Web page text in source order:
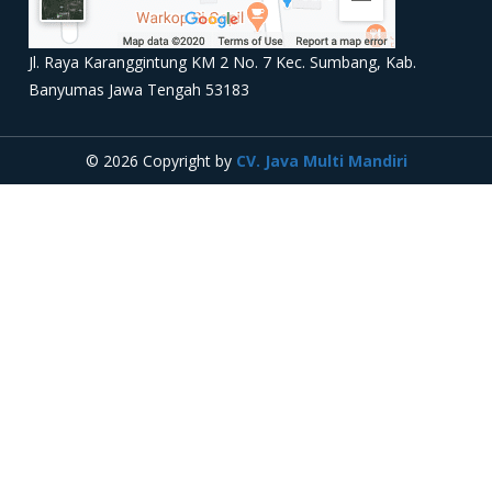
Jl. Raya Karanggintung KM 2 No. 7 Kec. Sumbang, Kab.
Banyumas Jawa Tengah 53183
© 2026 Copyright by CV. Java Multi Mandiri